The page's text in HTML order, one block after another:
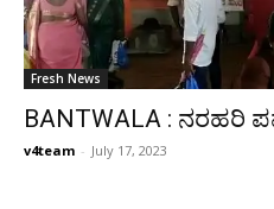
Fresh News
BANTWALA : ನರಹರಿ
v4team - July 17, 2023